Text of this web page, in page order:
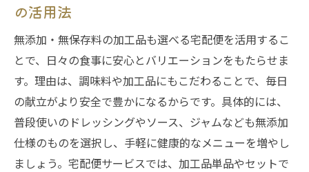
の活用法
無添加・無保存料の加工品も選べる宅配便を活用するこ
とで、日々の食事に安心とバリエーションをもたらせま
す。理由は、調味料や加工品にもこだわることで、毎日
の献立がより安全で豊かになるからです。具体的には、
普段使いのドレッシングやソース、ジャムなども無添加
仕様のものを選択し、手軽に健康的なメニューを増やし
ましょう。宅配便サービスでは、加工品単品やセットで